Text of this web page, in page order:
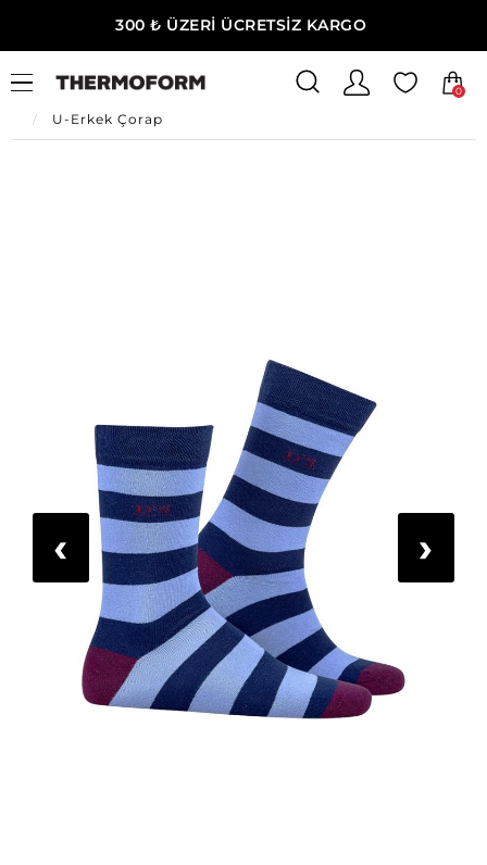
300 ₺ ÜZERİ ÜCRETSİZ KARGO
0
Ana Sayfa
Erkek İç Giyim
U-Erkek Çorap
‹ ›